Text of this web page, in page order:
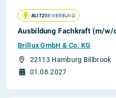
BLITZBEWERBUNG
Ausbildung Fachkraft (m/
Brillux GmbH & Co. KG
22113 Hamburg Billbrook
01.08.2027